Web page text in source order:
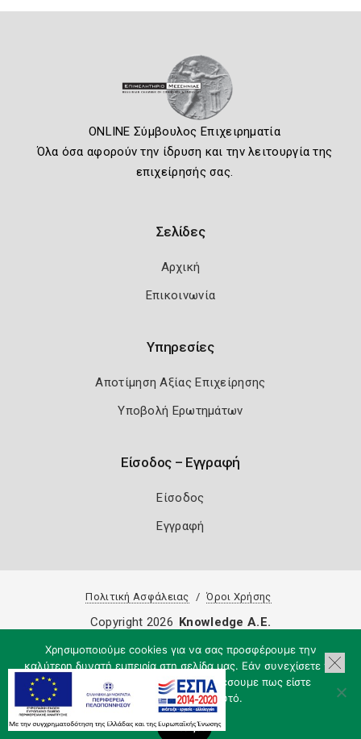
ONLINE Σύμβουλος Επιχειρηματία
Όλα όσα αφορούν την ίδρυση και την λειτουργία της
επιχείρησής σας.
Σελίδες
Αρχική
Επικοινωνία
Υπηρεσίες
Αποτίμηση Αξίας Επιχείρησης
Υποβολή Ερωτημάτων
Είσοδος – Εγγραφή
Είσοδος
Εγγραφή
Πολιτική Ασφάλειας Όροι Χρήσης
Χρησιμοποιούμε cookies για να σας προσφέρουμε την
καλύτερη δυνατή εμπειρία στη σελίδα μας. Εάν συνεχίσετε να
χρησιμοποιείτε τη σελίδα, θα υποθέσουμε πως είστε
ικανοποιημένοι με αυτό.
Εντάξει
Copyright 2026 Knowledge A.E.